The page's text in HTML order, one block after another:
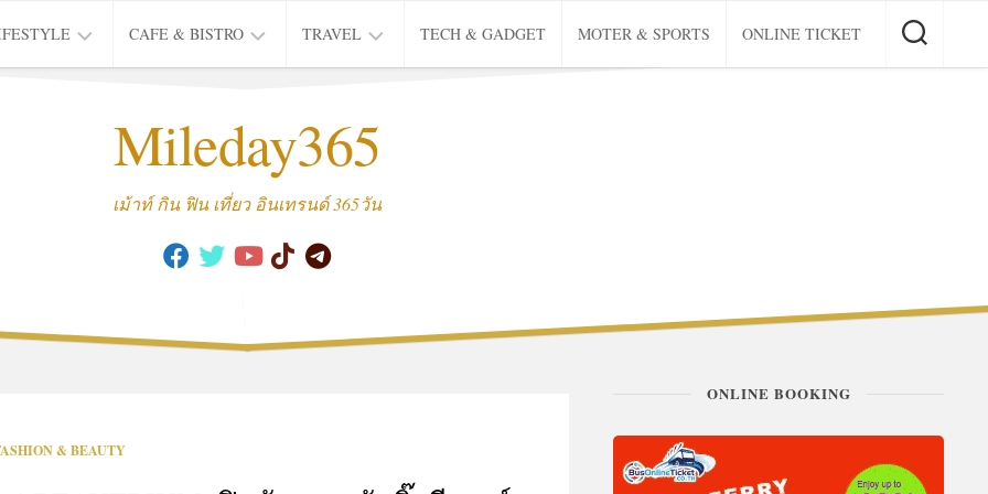
CAFE & BISTRO
CAFE
TRAVEL
THAI
TRIP
TECH & GADGET MOTER & SPORTS ONLINE TICKET
Mileday365
เม้าท์ กิน ฟิน เที่ยว อินเทรนด์ 365วัน
& BEAUTY
ONLINE BOOKING